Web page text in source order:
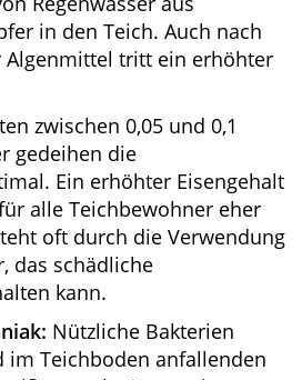
in den Teich. Auch nach
Algenmittel tritt ein erhöhter
zwischen 0,05 und 0,1
gedeihen die
Ein erhöhter Eisengehalt
alle Teichbewohner eher
oft durch die Verwendung
das schädliche
kann.
Nützliche Bakterien
im Teichboden anfallenden